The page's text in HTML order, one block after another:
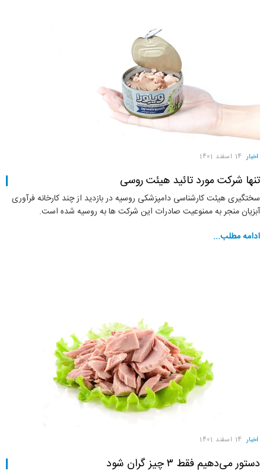
اخبار 14 اسفند 1401
تنها شرکت مورد تائید هیئت روسی
سختگیری هیئت کارشناسی دامپزشکی روسیه در بازدید از چند کارخانه فرآوری
آبزیان منجر به ممنوعیت صادرات این شرکت ها به روسیه شده است.
ادامه مطلب...
اخبار 14 اسفند 1401
دستور می‌دهیم فقط ۳ چیز گران شود